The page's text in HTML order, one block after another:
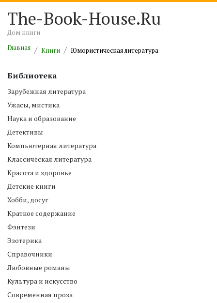
The-Book-House.Ru
Дом книги
Главная
Книги Юмористическая литература
Библиотека
Зарубежная литература
Ужасы, мистика
Наука и образование
Детективы
Компьютерная литература
Классическая литература
Красота и здоровье
Детские книги
Хобби, досуг
Краткое содержание
Фэнтези
Эзотерика
Справочники
Любовные романы
Культура и искусство
Современная проза